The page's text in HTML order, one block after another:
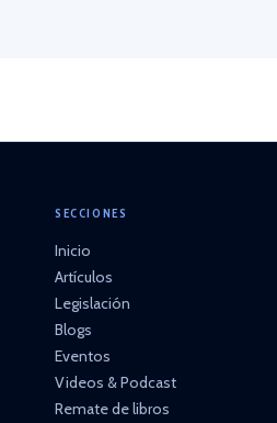
SECCIONES
Inicio
Artículos
Legislación
Blogs
Eventos
Videos & Podcast
Remate de libros